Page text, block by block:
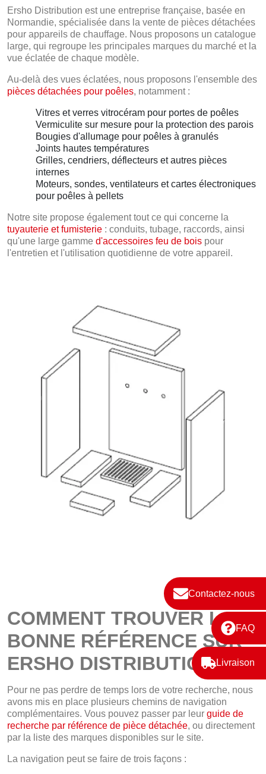
Contactez-nous
FAQ
Livraison
Ersho Distribution est une entreprise française, basée en
Normandie, spécialisée dans la vente de pièces détachées
pour appareils de chauffage. Nous proposons un catalogue
large, qui regroupe les principales marques du marché et la
vue éclatée de chaque modèle.
Au-delà des vues éclatées, nous proposons l'ensemble des
pièces détachées pour poêles, notamment :
Vitres et verres vitrocéram pour portes de poêles
Vermiculite sur mesure pour la protection des parois
Bougies d'allumage pour poêles à granulés
Joints hautes températures
Grilles, cendriers, déflecteurs et autres pièces
internes
Moteurs, sondes, ventilateurs et cartes électroniques
pour poêles à pellets
Notre site propose également tout ce qui concerne la
tuyauterie et fumisterie : conduits, tubage, raccords, ainsi
qu'une large gamme d'accessoires feu de bois pour
l'entretien et l'utilisation quotidienne de votre appareil.
COMMENT TROUVER LA
BONNE RÉFÉRENCE SUR
ERSHO DISTRIBUTION ?
Pour ne pas perdre de temps lors de votre recherche, nous
avons mis en place plusieurs chemins de navigation
complémentaires. Vous pouvez passer par leur guide de
recherche par référence de pièce détachée, ou directement
par la liste des marques disponibles sur le site.
La navigation peut se faire de trois façons :